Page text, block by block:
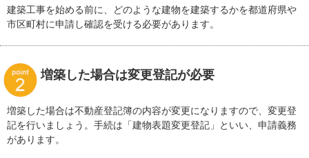
建築工事を始める前に、どのような建物を建築するかを都道府県や
市区町村に申請し確認を受ける必要があります。
増築した場合は変更登記が必要
増築した場合は不動産登記簿の内容が変更になりますので、変更登
記を行いましょう。手続は「建物表題変更登記」といい、申請義務
があります。